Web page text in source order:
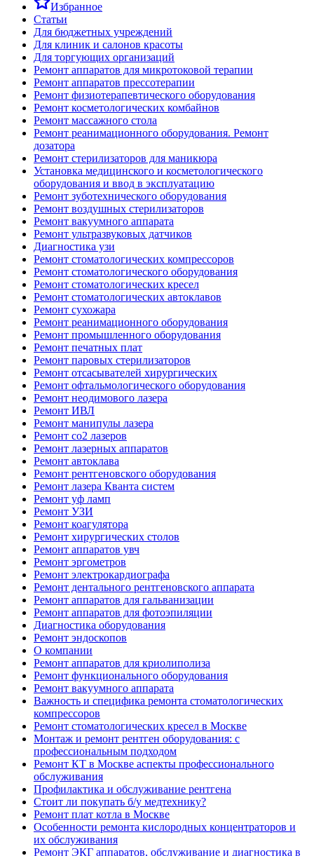
Избранное
Статьи
Для бюджетных учреждений
Для клиник и салонов красоты
Для торгующих организаций
Ремонт аппаратов для микротоковой терапии
Ремонт аппаратов прессотерапии
Ремонт физиотерапевтического оборудования
Ремонт косметологических комбайнов
Ремонт массажного стола
Ремонт реанимационного оборудования. Ремонт
дозатора
Ремонт стерилизаторов для маникюра
Установка медицинского и косметологического
оборудования и ввод в эксплуатацию
Ремонт зуботехнического оборудования
Ремонт воздушных стерилизаторов
Ремонт вакуумного аппарата
Ремонт ультразвуковых датчиков
Диагностика узи
Ремонт стоматологических компрессоров
Ремонт стоматологического оборудования
Ремонт стоматологических кресел
Ремонт стоматологических автоклавов
Ремонт сухожара
Ремонт реанимационного оборудования
Ремонт промышленного оборудования
Ремонт печатных плат
Ремонт паровых стерилизаторов
Ремонт отсасывателей хирургических
Ремонт офтальмологического оборудования
Ремонт неодимового лазера
Ремонт ИВЛ
Ремонт манипулы лазера
Ремонт co2 лазеров
Ремонт лазерных аппаратов
Ремонт автоклава
Ремонт рентгеновского оборудования
Ремонт лазера Кванта систем
Ремонт уф ламп
Ремонт УЗИ
Ремонт коагулятора
Ремонт хирургических столов
Ремонт аппаратов увч
Ремонт эргометров
Ремонт электрокардиографа
Ремонт дентального рентгеновского аппарата
Ремонт аппаратов для гальванизации
Ремонт аппаратов для фотоэпиляции
Диагностика оборудования
Ремонт эндоскопов
О компании
Ремонт аппаратов для криолиполиза
Ремонт функционального оборудования
Ремонт вакуумного аппарата
Важность и специфика ремонта стоматологических
компрессоров
Ремонт стоматологических кресел в Москве
Монтаж и ремонт рентген оборудования: с
профессиональным подходом
Ремонт КТ в Москве аспекты профессионального
обслуживания
Профилактика и обслуживание рентгена
Стоит ли покупать б/у медтехнику?
Ремонт плат котла в Москве
Особенности ремонта кислородных концентраторов и
их обслуживания
Ремонт ЭКГ аппаратов, обслуживание и диагностика в